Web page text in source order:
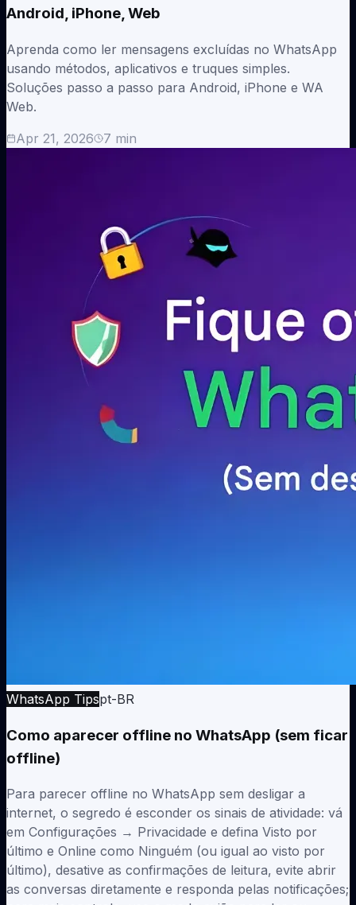
Android, iPhone, Web
Aprenda como ler mensagens excluídas no WhatsApp
usando métodos, aplicativos e truques simples.
Soluções passo a passo para Android, iPhone e WA
Web.
Apr 21, 2026
7 min
WhatsApp Tipspt-BR
Como aparecer offline no WhatsApp (sem ficar
offline)
Para parecer offline no WhatsApp sem desligar a
internet, o segredo é esconder os sinais de atividade: vá
em Configurações → Privacidade e defina Visto por
último e Online como Ninguém (ou igual ao visto por
último), desative as confirmações de leitura, evite abrir
as conversas diretamente e responda pelas notificações;